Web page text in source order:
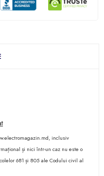
inclusiv
și nici într-un caz nu este o
681 și 805 ale Codului civil al